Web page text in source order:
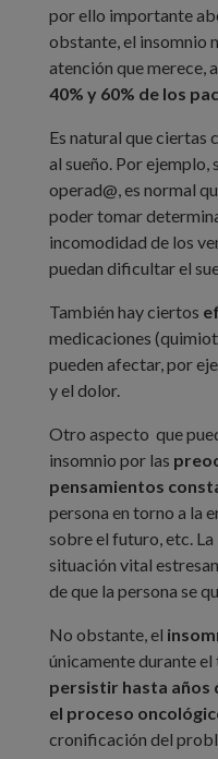
por ello importante
obstante, el insomnio
atención que merece,
40% y 60% de los
Es natural que ciertas
al sueño. Por ejemplo,
operad@, es normal
poder tomar
incomodidad de los
puedan dificultar el
También hay ciertos
medicaciones
pueden afectar, por
y el dolor.
Otro aspecto que
insomnio por las
pensamientos
persona en torno a la
sobre el futuro, etc. La
situación vital
de que la persona se
No obstante, el
únicamente durante
persistir hasta años
el proceso
cronificación del